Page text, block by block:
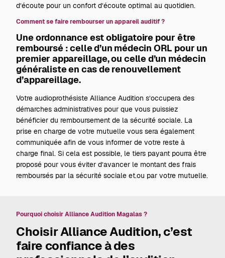
d’écoute pour un confort d’écoute optimal au quotidien.
Comment se faire rembourser un appareil auditif ?
Une ordonnance est obligatoire pour être
remboursé : celle d’un médecin ORL pour un
premier appareillage, ou celle d’un médecin
généraliste en cas de renouvellement
d’appareillage.
Votre audioprothésiste Alliance Audition s’occupera des
démarches administratives pour que vous puissiez
bénéficier du remboursement de la sécurité sociale. La
prise en charge de votre mutuelle vous sera également
communiquée afin de vous informer de votre reste à
charge final. Si cela est possible, le tiers payant pourra être
proposé pour vous éviter d’avancer le montant des frais
remboursés par la sécurité sociale et.ou par votre mutuelle.
Pourquoi choisir Alliance Audition Magalas ?
Choisir Alliance Audition, c’est
faire confiance à des